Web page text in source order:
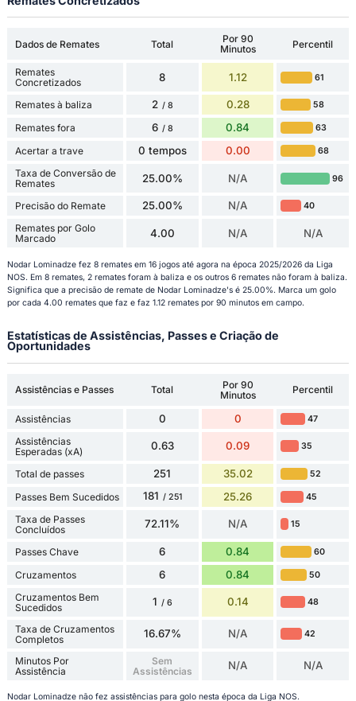
Dados de Remates Total
Por 90
Minutos
Percentil
Remates
Concretizados
8 1.12 61
Remates à baliza 2 / 8 0.28 58
Remates fora 6 / 8 0.84 63
Acertar a trave 0 tempos 0.00 68
Taxa de Conversão de
Remates
25.00% N/A 96
Precisão do Remate 25.00% N/A 40
Remates por Golo
Marcado
4.00 N/A N/A
Nodar Lominadze fez 8 remates em 16 jogos até agora na época 2025/2026 da Liga
NOS. Em 8 remates, 2 remates foram à baliza e os outros 6 remates não foram à baliza.
Significa que a precisão de remate de Nodar Lominadze's é 25.00%. Marca um golo
por cada 4.00 remates que faz e faz 1.12 remates por 90 minutos em campo.
Estatísticas de Assistências, Passes e Criação de
Oportunidades
Assistências e Passes Total
Por 90
Minutos
Percentil
Assistências 0 0 47
Assistências
Esperadas (xA)
0.63 0.09 35
Total de passes 251 35.02 52
Passes Bem Sucedidos 181 / 251 25.26 45
Taxa de Passes
Concluídos
72.11% N/A 15
Passes Chave 6 0.84 60
Cruzamentos 6 0.84 50
Cruzamentos Bem
Sucedidos
1 / 6 0.14 48
Taxa de Cruzamentos
Completos
16.67% N/A 42
Minutos Por
Assistência
Sem
Assistências
N/A N/A
Nodar Lominadze não fez assistências para golo nesta época da Liga NOS.